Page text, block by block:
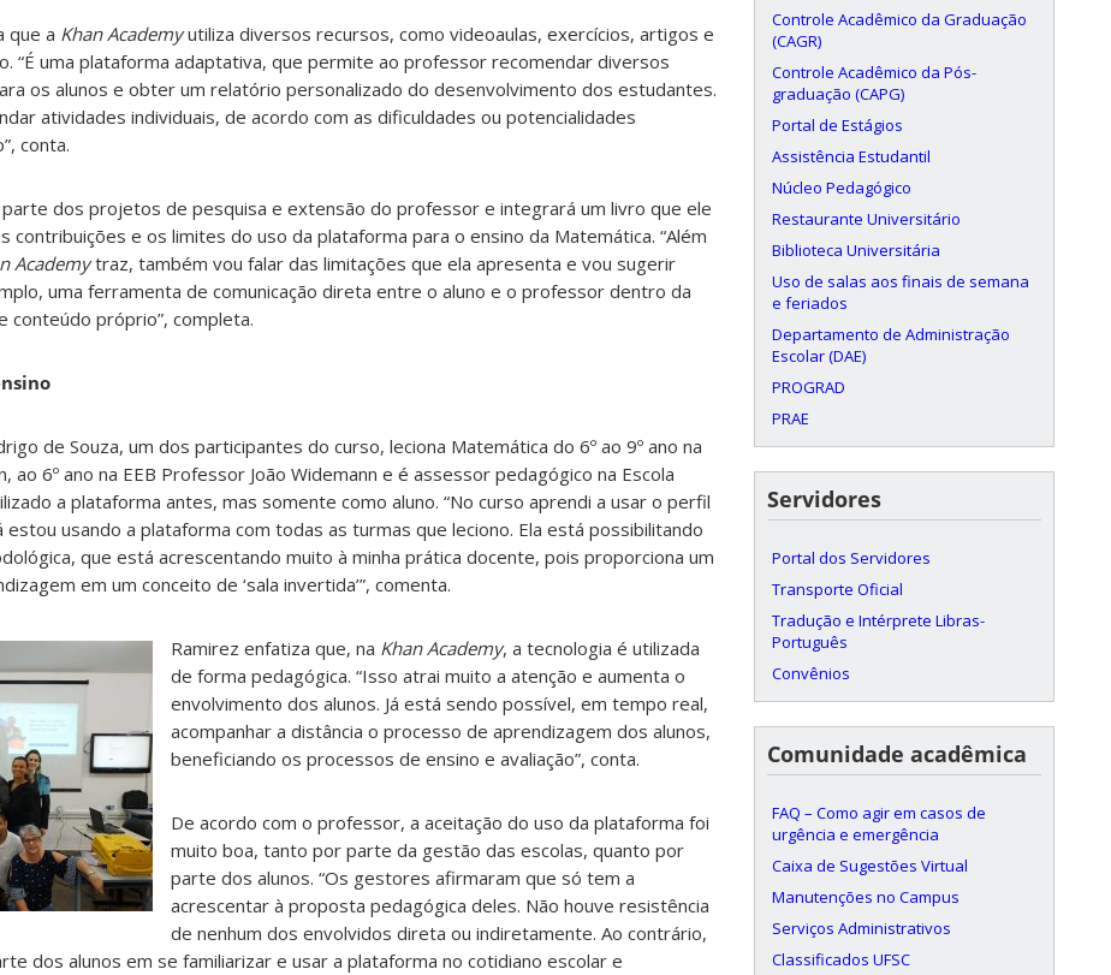
que a Khan Academyutiliza diversos recursos, como videoaulas, exercícios, artigos e
“É uma plataforma adaptativa, que permite ao professor recomendar diversos
os alunos e obter um relatório personalizado do desenvolvimento dos estudantes.
atividades individuais, de acordo com as dificuldades ou potencialidades
conta.
parte dos projetos de pesquisa e extensão do professor e integrará um livro que ele
contribuições e os limites do uso da plataforma para o ensino da Matemática. “Além
Academytraz, também vou falar das limitações que ela apresenta e vou sugerir
uma ferramenta de comunicação direta entre o aluno e o professor dentro da
conteúdo próprio”, completa.
de Souza, um dos participantes do curso, leciona Matemática do 6º ao 9º ano na
ao 6º ano na EEB Professor João Widemann e é assessor pedagógico na Escola
a plataforma antes, mas somente como aluno. “No curso aprendi a usar o perfil
usando a plataforma com todas as turmas que leciono. Ela está possibilitando
que está acrescentando muito à minha prática docente, pois proporciona um
em um conceito de ‘sala invertida’”, comenta.
Ramirez enfatiza que, na Khan Academy, a tecnologia é utilizada
de forma pedagógica. “Isso atrai muito a atenção e aumenta o
envolvimento dos alunos. Já está sendo possível, em tempo real,
acompanhar a distância o processo de aprendizagem dos alunos,
beneficiando os processos de ensino e avaliação”, conta.
De acordo com o professor, a aceitação do uso da plataforma foi
muito boa, tanto por parte da gestão das escolas, quanto por
parte dos alunos. “Os gestores afirmaram que só tem a
acrescentar à proposta pedagógica deles. Não houve resistência
de nenhum dos envolvidos direta ou indiretamente. Ao contrário,
dos alunos em se familiarizar e usar a plataforma no cotidiano escolar e
Controle Acadêmico da Graduação
(CAGR)
Controle Acadêmico da Pós-
graduação (CAPG)
Portal de Estágios
Assistência Estudantil
Núcleo Pedagógico
Restaurante Universitário
Biblioteca Universitária
Uso de salas aos finais de semana
e feriados
Departamento de Administração
Escolar (DAE)
PROGRAD
PRAE
Servidores
Portal dos Servidores
Transporte Oficial
Tradução e Intérprete Libras-
Português
Convênios
Comunidade acadêmica
FAQ – Como agir em casos de
urgência e emergência
Caixa de Sugestões Virtual
Manutenções no Campus
Serviços Administrativos
Classificados UFSC